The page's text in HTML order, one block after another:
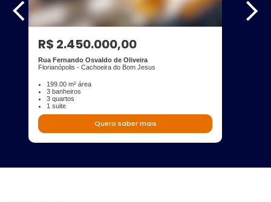
R$ 2.450.000,00
Rua Fernando Osvaldo de Oliveira
Florianópolis - Cachoeira do Bom Jesus
199.00 m² área
3 banheiros
3 quartos
1 suite
Quero saber mais